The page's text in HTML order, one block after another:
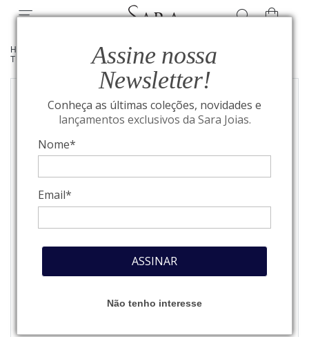
Assine nossa
Newsletter!
Conheça as últimas coleções, novidades e
lançamentos exclusivos da Sara Joias.
Nome*
Email*
ASSINAR
Não tenho interesse
HOME VER POR PEDRAS PRECIOSAS /JOIAS COM
TURMALINA PARAÍBA